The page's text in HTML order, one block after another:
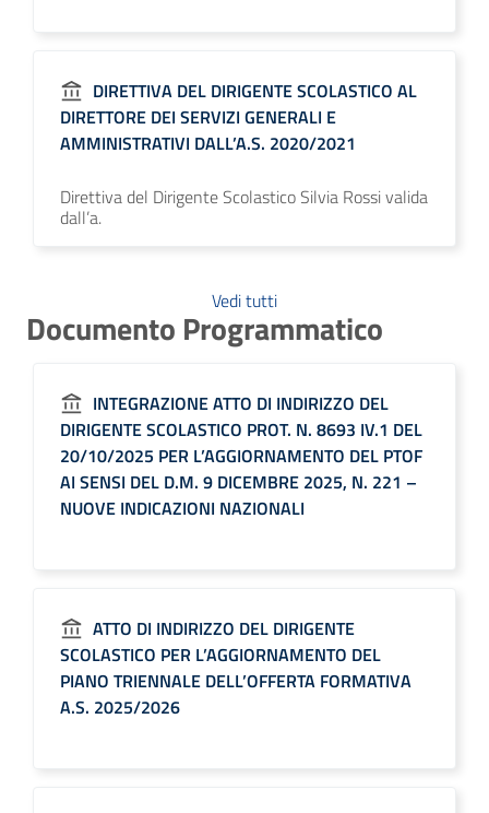
DIRETTIVA DEL DIRIGENTE SCOLASTICO AL
DIRETTORE DEI SERVIZI GENERALI E
AMMINISTRATIVI DALL’A.S. 2020/2021
Direttiva del Dirigente Scolastico Silvia Rossi valida
dall’a.
Vedi tutti
Documento Programmatico
INTEGRAZIONE ATTO DI INDIRIZZO DEL
DIRIGENTE SCOLASTICO PROT. N. 8693 IV.1 DEL
20/10/2025 PER L’AGGIORNAMENTO DEL PTOF
AI SENSI DEL D.M. 9 DICEMBRE 2025, N. 221 –
NUOVE INDICAZIONI NAZIONALI
ATTO DI INDIRIZZO DEL DIRIGENTE
SCOLASTICO PER L’AGGIORNAMENTO DEL
PIANO TRIENNALE DELL’OFFERTA FORMATIVA
A.S. 2025/2026